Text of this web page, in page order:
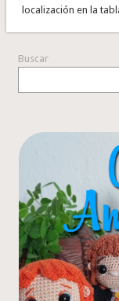
localización en la
Buscar